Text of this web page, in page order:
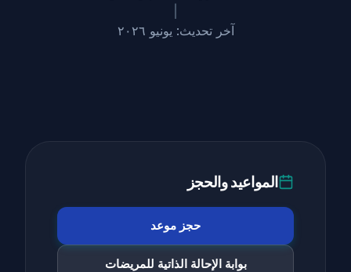
آخر تحديث: يونيو ٢٠٢٦
المواعيد والحجز
حجز موعد
بوابة الإحالة الذاتية للمريضات